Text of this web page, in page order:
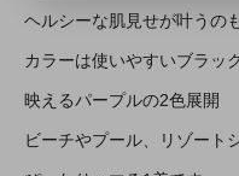
ヘルシーな肌見せが叶うの
カラーは使いやすいブラッ
映えるパープルの2色展開
ビーチやプール、リゾート